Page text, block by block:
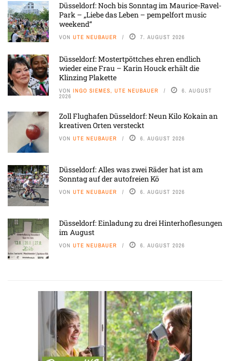
Düsseldorf: Noch bis Sonntag im Maurice-Ravel-
Park – „Liebe das Leben – pempelfort music
weekend“
VON UTE NEUBAUER 7. AUGUST 2026
Düsseldorf: Mostertpöttches ehren endlich
wieder eine Frau – Karin Houck erhält die
Klinzing Plakette
VON INGO SIEMES, UTE NEUBAUER 6. AUGUST
2026
Zoll Flughafen Düsseldorf: Neun Kilo Kokain an
kreativen Orten versteckt
VON UTE NEUBAUER 6. AUGUST 2026
Düsseldorf: Alles was zwei Räder hat ist am
Sonntag auf der autofreien Kö
VON UTE NEUBAUER 6. AUGUST 2026
Düsseldorf: Einladung zu drei Hinterhoflesungen
im August
VON UTE NEUBAUER 6. AUGUST 2026